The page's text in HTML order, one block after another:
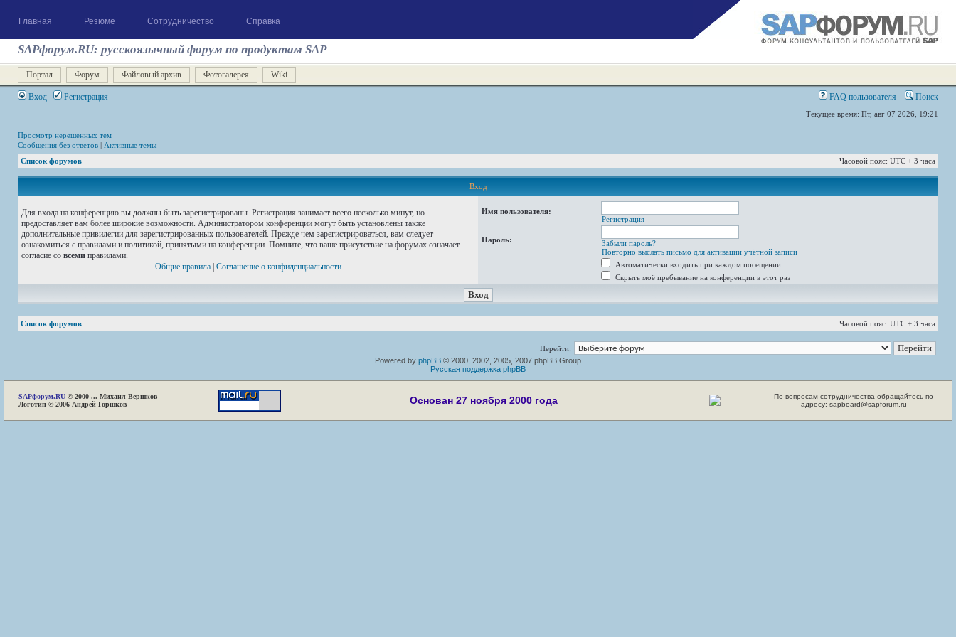
Главная Резюме Сотрудничество Справка
SAPфорум.RU: русскоязычный форум по продуктам SAP
Портал Форум Файловый архив Фотогалерея Wiki
Вход Регистрация FAQ пользователя Поиск
Текущее время: Пт, авг 07 2026, 19:21
Просмотр нерешенных тем
Сообщения без ответов | Активные темы
Список форумов
Часовой пояс: UTC + 3 часа
Вход
Для входа на конференцию вы должны быть зарегистрированы. Регистрация занимает всего несколько минут, но
предоставляет вам более широкие возможности. Администратором конференции могут быть установлены также
дополнительные привилегии для зарегистрированных пользователей. Прежде чем зарегистрироваться, вам следует
ознакомиться с правилами и политикой, принятыми на конференции. Помните, что ваше присутствие на форумах означает
согласие со всеми правилами.
Общие правила| Соглашение о конфиденциальности
Имя пользователя:
Регистрация
Пароль:
Забыли пароль?
Повторно выслать письмо для активации учётной записи
Автоматически входить при каждом посещении
Скрыть моё пребывание на конференции в этот раз
Список форумов Часовой пояс: UTC + 3 часа
Перейти:
Powered by phpBB © 2000, 2002, 2005, 2007 phpBB Group
Русская поддержка phpBB
SAPфорум.RU © 2000-... Михаил Вершков
Логотип © 2006 Андрей Горшков
Основан 27 ноября 2000 года
По вопросам сотрудничества обращайтесь по
адресу: sapboard@sapforum.ru